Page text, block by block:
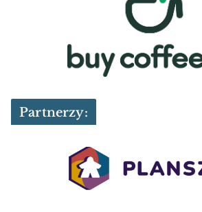
Partnerzy: